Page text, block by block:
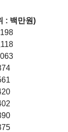
: 백만원)